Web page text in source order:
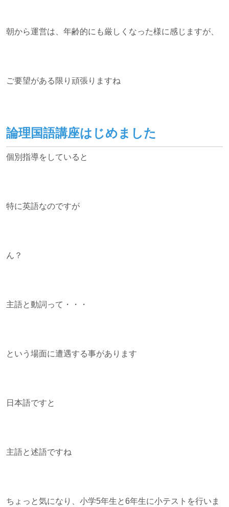
朝から運営は、年齢的にも厳しくなった様に感じますが、
ご要望がある限り頑張りますね
論理国語講座はじめました
個別指導をしていると
特に英語なのですが
ん？
主語と動詞って・・・
という場面に遭遇する事があります
日本語ですと
主語と述語ですね
ちょっと気になり、小学5年生と6年生に小テストを行いま